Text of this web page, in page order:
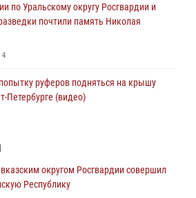
по Уральскому округу Росгвардии и
почтили память Николая
4
руферов подняться на крышу
Петербурге (видео)
занятие по основам
округом Росгвардии совершил
Республику